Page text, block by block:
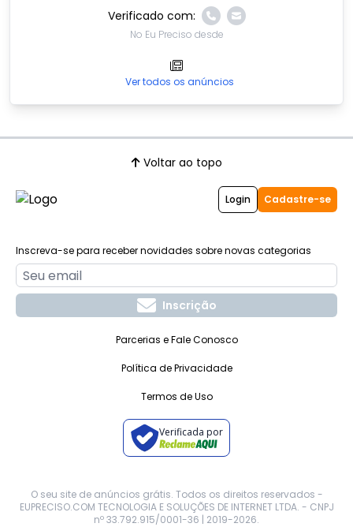
Verificado com:
No Eu Preciso desde
Ver todos os anúncios
Voltar ao topo
Login Cadastre-se
Inscreva-se para receber novidades sobre novas categorias
Inscrição
Parcerias e Fale Conosco
Política de Privacidade
Termos de Uso
Verificada por
O seu site de anúncios grátis. Todos os direitos reservados -
EUPRECISO.COM TECNOLOGIA E SOLUÇÕES DE INTERNET LTDA. - CNPJ
nº 33.792.915/0001-36 | 2019-2026.